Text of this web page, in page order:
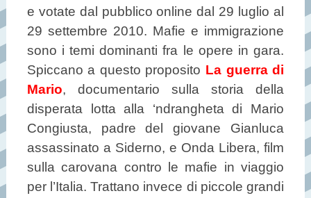
e votate dal pubblico online dal 29 luglio al
29 settembre 2010. Mafie e immigrazione
sono i temi dominanti fra le opere in gara.
Spiccano a questo proposito La guerra di
Mario, documentario sulla storia della
disperata lotta alla ‘ndrangheta di Mario
Congiusta, padre del giovane Gianluca
assassinato a Siderno, e Onda Libera, film
sulla carovana contro le mafie in viaggio
per l’Italia. Trattano invece di piccole grandi